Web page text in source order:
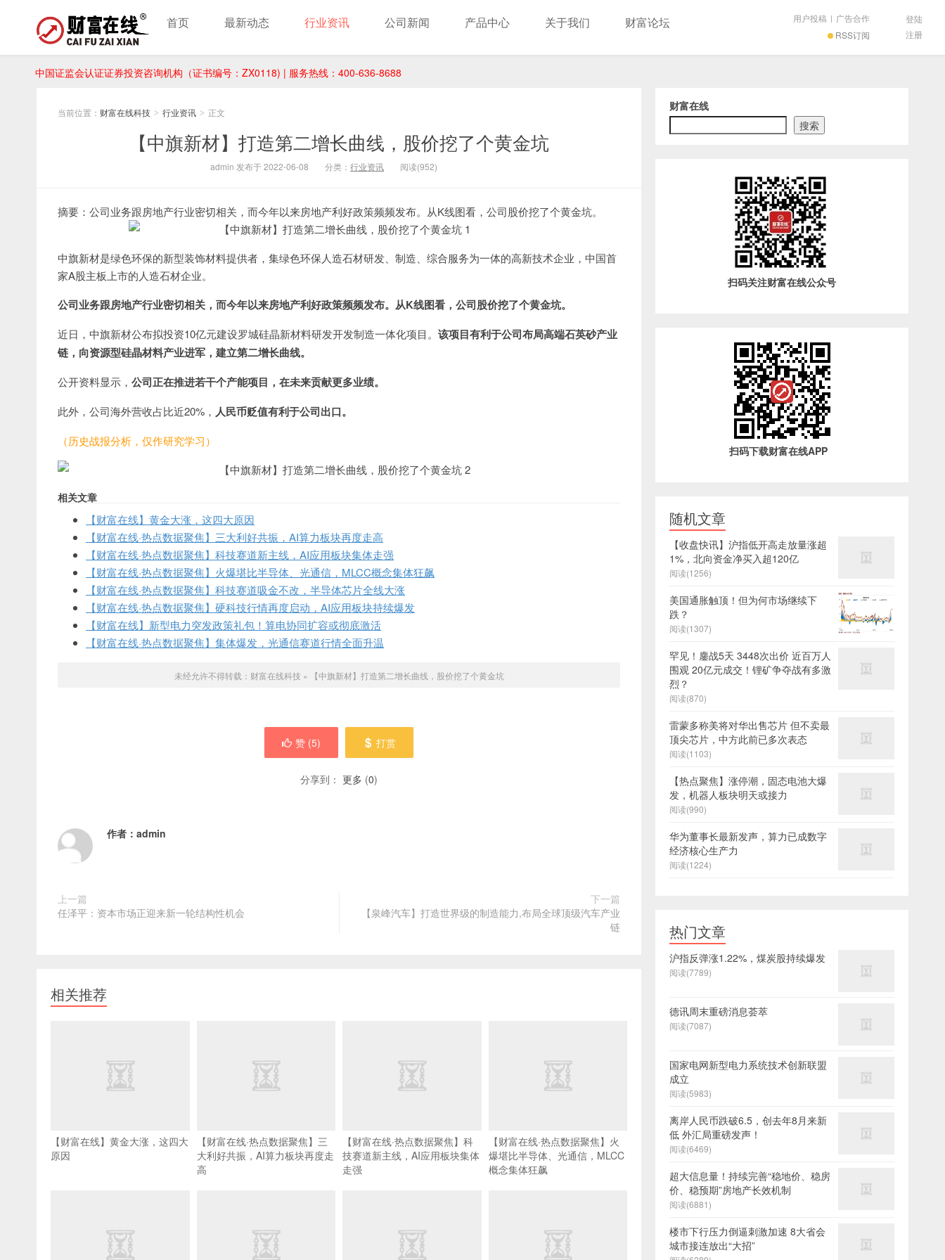
中国证监会认证证券投资咨询机构（证书编号：ZX0118) | 服务热线：400-636-8688
首页 最新动态 行业资讯 公司新闻 产品中心 关于我们 财富论坛
RSS订阅
用户投稿 | 广告合作
登陆
注册
当前位置： 财富在线科技 > 行业资讯 > 正文
【中旗新材】打造第二增长曲线，股价挖了个黄金坑
admin 发布于 2022-06-08 分类： 行业资讯 阅读(952)
摘要：公司业务跟房地产行业密切相关，而今年以来房地产利好政策频频发布。从K线图看，公司股价挖了个黄金坑。
中旗新材是绿色环保的新型装饰材料提供者，集绿色环保人造石材研发、制造、综合服务为一体的高新技术企业，中国首
家A股主板上市的人造石材企业。
公司业务跟房地产行业密切相关，而今年以来房地产利好政策频频发布。从K线图看，公司股价挖了个黄金坑。
近日，中旗新材公布拟投资10亿元建设罗城硅晶新材料研发开发制造一体化项目。 该项目有利于公司布局高端石英砂产业
链，向资源型硅晶材料产业进军，建立第二增长曲线。
公开资料显示， 公司正在推进若干个产能项目，在未来贡献更多业绩。
此外，公司海外营收占比近20%， 人民币贬值有利于公司出口。
（历史战报分析，仅作研究学习）
相关文章
【财富在线】黄金大涨，这四大原因
【财富在线·热点数据聚焦】三大利好共振，AI算力板块再度走高
【财富在线·热点数据聚焦】科技赛道新主线，AI应用板块集体走强
【财富在线·热点数据聚焦】火爆堪比半导体、光通信，MLCC概念集体狂飙
【财富在线·热点数据聚焦】科技赛道吸金不改，半导体芯片全线大涨
【财富在线·热点数据聚焦】硬科技行情再度启动，AI应用板块持续爆发
【财富在线】新型电力突发政策礼包！算电协同扩容或彻底激活
【财富在线·热点数据聚焦】集体爆发，光通信赛道行情全面升温
未经允许不得转载： 财富在线科技 » 【中旗新材】打造第二增长曲线，股价挖了个黄金坑
赞 (5) 打赏
分享到： 更多 (0)
作者： admin
上一篇
任泽平：资本市场正迎来新一轮结构性机会
下一篇
【泉峰汽车】打造世界级的制造能力,布局全球顶级汽车产业
链
相关推荐
【财富在线】黄金大涨，这四大
原因
【财富在线·热点数据聚焦】三
大利好共振，AI算力板块再度走
高
【财富在线·热点数据聚焦】科
技赛道新主线，AI应用板块集体
走强
【财富在线·热点数据聚焦】火
爆堪比半导体、光通信，MLCC
概念集体狂飙
财富在线
搜索
扫码关注财富在线公众号
扫码下载财富在线APP
随机文章
【收盘快讯】沪指低开高走放量涨超
1%，北向资金净买入超120亿
阅读(1256)
美国通胀触顶！但为何市场继续下
跌？
阅读(1307)
罕见！鏖战5天 3448次出价 近百万人
围观 20亿元成交！锂矿争夺战有多激
烈？
阅读(870)
雷蒙多称美将对华出售芯片 但不卖最
顶尖芯片，中方此前已多次表态
阅读(1103)
【热点聚焦】涨停潮，固态电池大爆
发，机器人板块明天或接力
阅读(990)
华为董事长最新发声，算力已成数字
经济核心生产力
阅读(1224)
热门文章
沪指反弹涨1.22%，煤炭股持续爆发
阅读(7789)
德讯周末重磅消息荟萃
阅读(7087)
国家电网新型电力系统技术创新联盟
成立
阅读(5983)
离岸人民币跌破6.5，创去年8月来新
低 外汇局重磅发声！
阅读(6469)
超大信息量！持续完善“稳地价、稳房
价、稳预期”房地产长效机制
阅读(6881)
楼市下行压力倒逼刺激加速 8大省会
城市接连放出“大招”